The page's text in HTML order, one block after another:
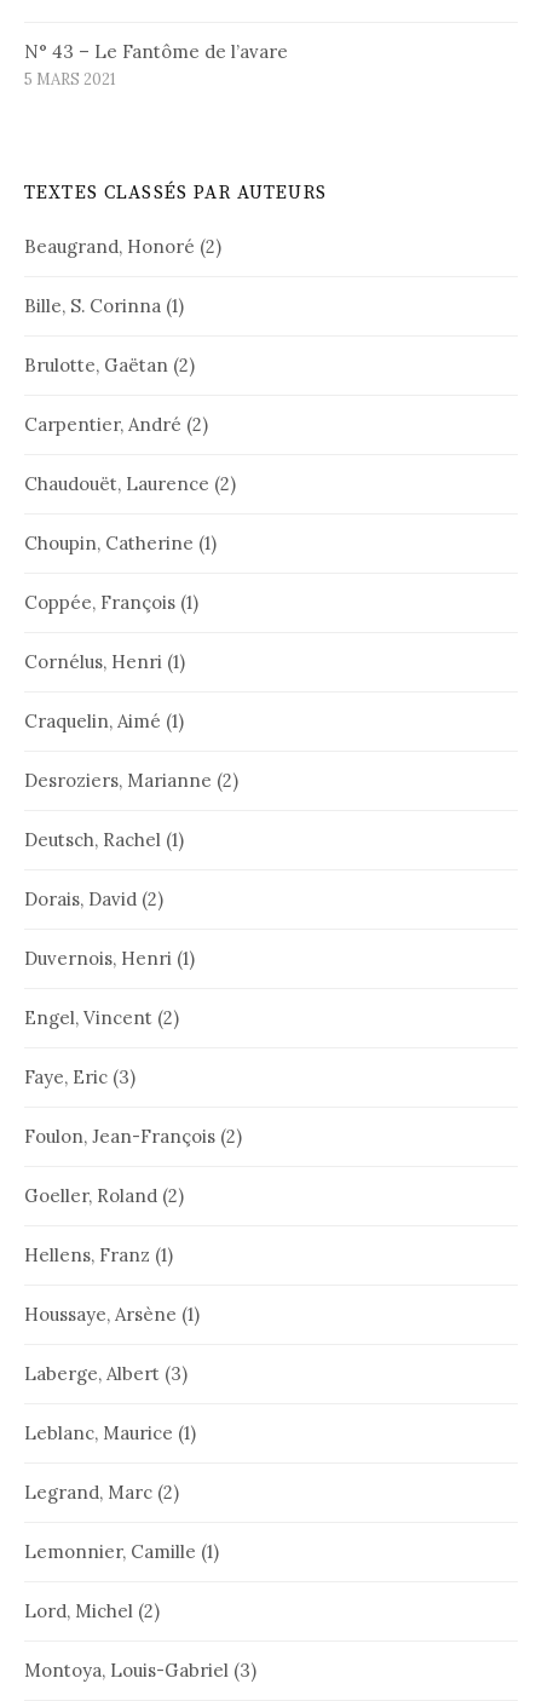
N° 43 – Le Fantôme de l’avare
5 MARS 2021
TEXTES CLASSÉS PAR AUTEURS
Beaugrand, Honoré (2)
Bille, S. Corinna (1)
Brulotte, Gaëtan (2)
Carpentier, André (2)
Chaudouët, Laurence (2)
Choupin, Catherine (1)
Coppée, François (1)
Cornélus, Henri (1)
Craquelin, Aimé (1)
Desroziers, Marianne (2)
Deutsch, Rachel (1)
Dorais, David (2)
Duvernois, Henri (1)
Engel, Vincent (2)
Faye, Eric (3)
Foulon, Jean-François (2)
Goeller, Roland (2)
Hellens, Franz (1)
Houssaye, Arsène (1)
Laberge, Albert (3)
Leblanc, Maurice (1)
Legrand, Marc (2)
Lemonnier, Camille (1)
Lord, Michel (2)
Montoya, Louis-Gabriel (3)